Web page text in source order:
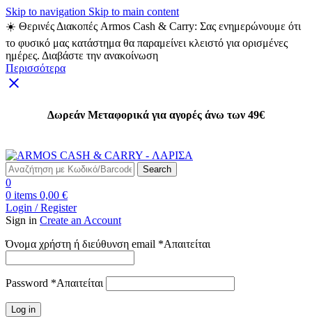
Skip to navigation Skip to main content
☀️ Θερινές Διακοπές Armos Cash & Carry: Σας ενημερώνουμε ότι
το φυσικό μας κατάστημα θα παραμείνει κλειστό για ορισμένες
ημέρες. Διαβάστε την ανακοίνωση
Περισσότερα
Δωρεάν Μεταφορικά για αγορές άνω των 49€
Search
0
0 items 0,00 €
Login / Register
Sign in Create an Account
Όνομα χρήστη ή διεύθυνση email *Απαιτείται
Password *Απαιτείται
Log in